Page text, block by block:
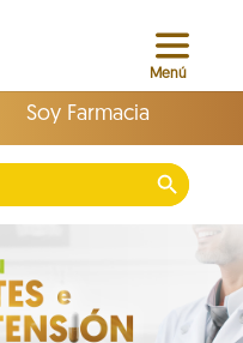
Soy Farmacia
Search Button